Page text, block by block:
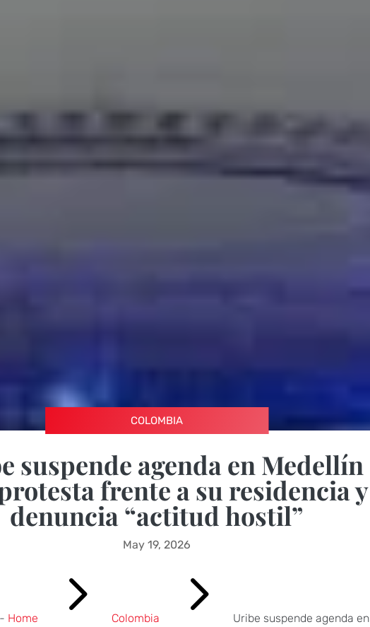
COLOMBIA
suspende agenda en Medellín
frente a su residencia y
denuncia “actitud hostil”
May 19, 2026
Home 5 Colombia 5
Uribe suspende agenda en